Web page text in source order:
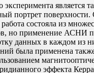
эксперимента является
портрет поверхности.
состояла из
но применение АСНИ
данных в каждом из
была применена
эффекта